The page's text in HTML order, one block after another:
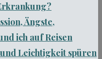
Ängste,
ich auf Reisen
Leichtigkeit spüren